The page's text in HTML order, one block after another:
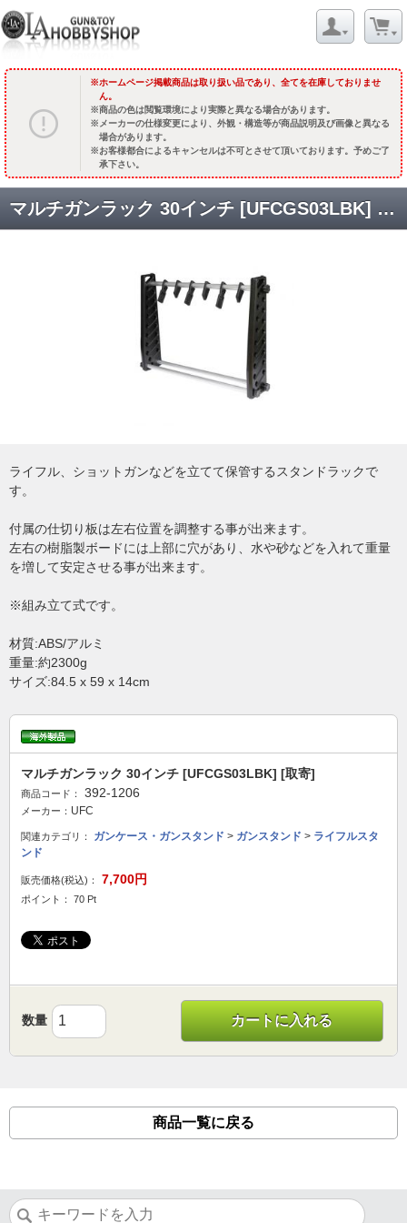
ホームページ掲載商品は取り扱い品であり、全てを在庫しておりませ
ん。
商品の色は閲覧環境により実際と異なる場合があります。
メーカーの仕様変更により、外観・構造等が商品説明及び画像と異なる
場合があります。
お客様都合によるキャンセルは不可とさせて頂いております。予めご了
承下さい。
マルチガンラック 30インチ [UFCGS03LBK] [取寄]
ライフル、ショットガンなどを立てて保管するスタンドラックで
す。
付属の仕切り板は左右位置を調整する事が出来ます。
左右の樹脂製ボードには上部に穴があり、水や砂などを入れて重量
を増して安定させる事が出来ます。
※組み立て式です。
材質:ABS/アルミ
重量:約2300g
サイズ:84.5 x 59 x 14cm
マルチガンラック 30インチ [UFCGS03LBK] [取寄]
商品コード： 392-1206
メーカー： UFC
関連カテゴリ： ガンケース・ガンスタンド > ガンスタンド > ライフルスタ
ンド
販売価格(税込)： 7,700円
ポイント： 70 Pt
数量 カートに入れる
商品一覧に戻る